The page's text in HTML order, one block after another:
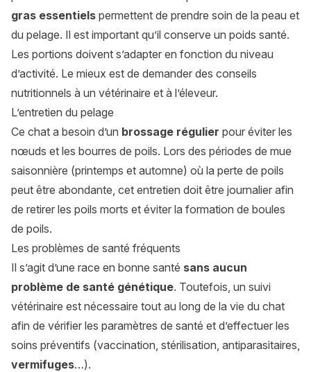
gras essentiels permettent de prendre soin de la peau et
du pelage. Il est important qu’il conserve un poids santé.
Les portions doivent s’adapter en fonction du niveau
d’activité. Le mieux est de demander des conseils
nutritionnels à un vétérinaire et à l’éleveur.
L’entretien du pelage
Ce chat a besoin d’un brossage régulier pour éviter les
nœuds et les bourres de poils. Lors des périodes de mue
saisonnière (printemps et automne) où la perte de poils
peut être abondante, cet entretien doit être journalier afin
de retirer les poils morts et éviter la formation de boules
de poils.
Les problèmes de santé fréquents
Il s’agit d’une race en bonne santé sans aucun
problème de santé génétique. Toutefois, un suivi
vétérinaire est nécessaire tout au long de la vie du chat
afin de vérifier les paramètres de santé et d’effectuer les
soins préventifs (vaccination, stérilisation, antiparasitaires,
vermifuges…).